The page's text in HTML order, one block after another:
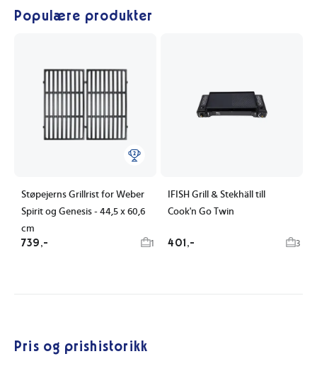
Populære produkter
Støpejerns Grillrist for Weber
Spirit og Genesis - 44,5 x 60,6
cm
739,- 1
IFISH Grill & Stekhäll till
Cook'n Go Twin
401,- 3
Pris og prishistorikk